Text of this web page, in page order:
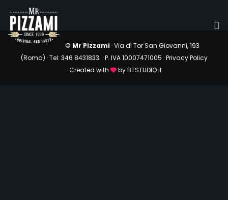
© Mr Pizzami · Via di Tor San Giovanni, 193
(Roma) ·Tel: 346 8431833 · P. IVA 10007471005 ·Privacy Policy
· Created with
byBTSTUDIO.it